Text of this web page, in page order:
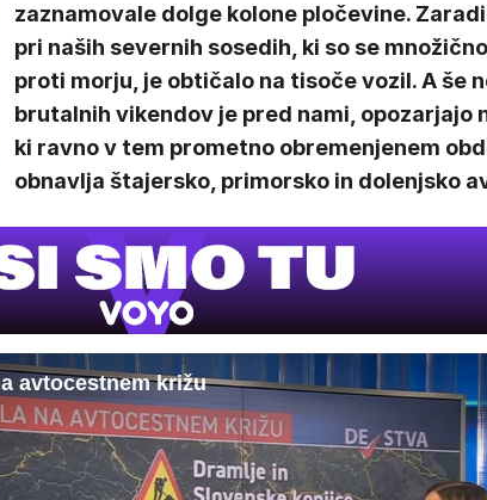
zaznamovale dolge kolone pločevine.
pri naših severnih sosedih, ki so se
proti morju, je obtičalo na tisoče vozil. A še
brutalnih vikendov je pred nami, opozarjajo
ki ravno v tem prometno obremenjenem
obnavlja štajersko, primorsko in dolenjsko
avtocestnem križu